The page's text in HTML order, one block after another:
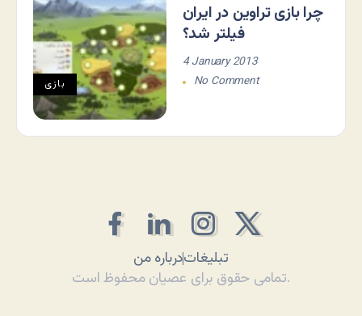
بازی
چرا بازی تراوین در ایران
فیلتر شد؟
4 January 2013
No Comment
درباره منتبلیغات
تمامی حقوق برای عصیان محفوظ است.